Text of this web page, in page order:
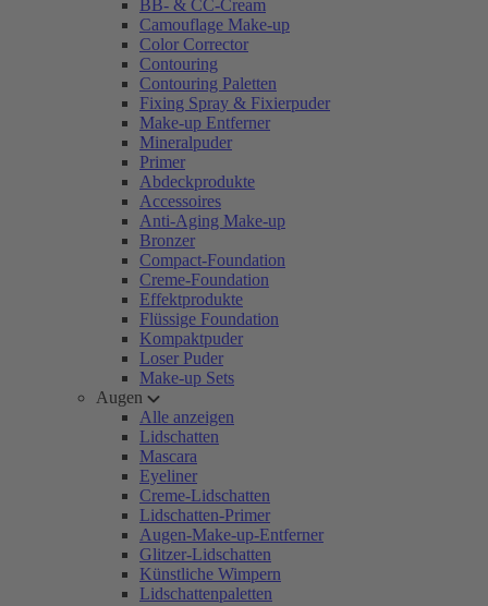
BB- & CC-Cream
Camouflage Make-up
Color Corrector
Contouring
Contouring Paletten
Fixing Spray & Fixierpuder
Make-up Entferner
Mineralpuder
Primer
Abdeckprodukte
Accessoires
Anti-Aging Make-up
Bronzer
Compact-Foundation
Creme-Foundation
Effektprodukte
Flüssige Foundation
Kompaktpuder
Loser Puder
Make-up Sets
Augen
Alle anzeigen
Lidschatten
Mascara
Eyeliner
Creme-Lidschatten
Lidschatten-Primer
Augen-Make-up-Entferner
Glitzer-Lidschatten
Künstliche Wimpern
Lidschattenpaletten